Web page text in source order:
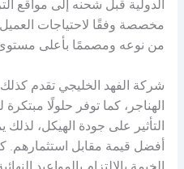
الدولية قبل شحنه إلى مواقع
مخصصة وفقًا لاحتياجات
من نوعه ومصممًا بأعلى مستوى
شركة الفهد الخليجي تقدم
الهناجر، كما توفر حلولًا
التأثير على جودة الهيكل،
أفضل قيمة مقابل استثمارهم.